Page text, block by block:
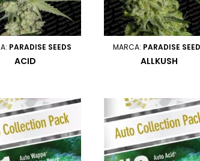
PARADISE SEEDS
ACID
MARCA: PARADISE
ALLKUSH